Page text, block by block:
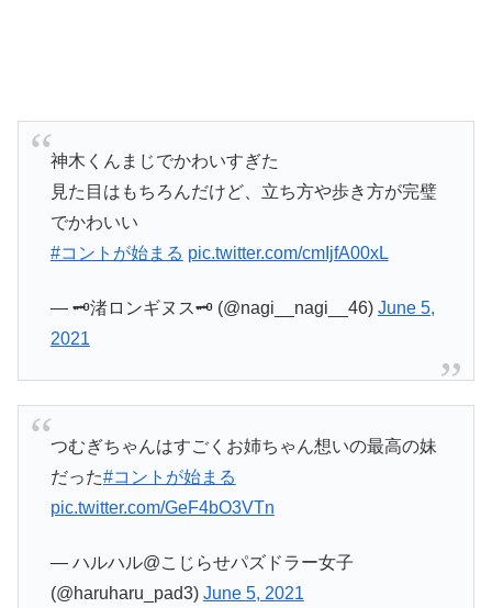
神木くんまじでかわいすぎた
見た目はもちろんだけど、立ち方や歩き方が完璧
でかわいい
#コントが始まる pic.twitter.com/cmIjfA00xL
— 🗝️渚ロンギヌス🗝️ (@nagi__nagi__46) June 5,
2021
つむぎちゃんはすごくお姉ちゃん想いの最高の妹
だった#コントが始まる
pic.twitter.com/GeF4bO3VTn
— ハルハル@こじらせパズドラー女子
(@haruharu_pad3) June 5, 2021